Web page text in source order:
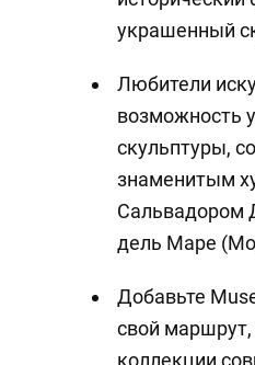
украшенный
Любители
возможность
скульптуры,
знаменитым
Сальвадором
дель Маре
Добавьте
свой
коллекции